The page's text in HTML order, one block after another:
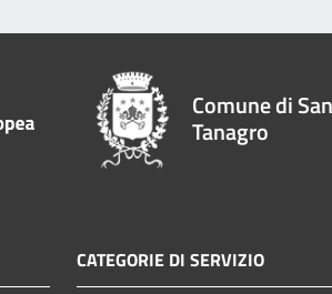
Comune di
Tanagro
CATEGORIE DI SERVIZIO